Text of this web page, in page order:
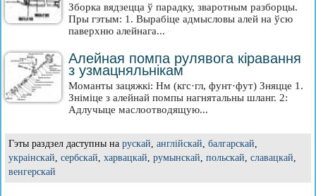
Зборка вядзецца ў парадку, зваротным разборцы.
Пры гэтым: 1. Вырабіце адмысловы алей на ўсю
паверхню алейнага...
Алейная помпа рулявога кіравання
з узмацняльнікам
Моманты зацяжкі: Нм (кгс·гл, фунт·фут) Зняцце 1.
Зніміце з алейнай помпы нагнятальны шланг. 2:
Адлучыце маслоотводящую...
Гэты раздзел даступны на рускай, англійскай, балгарскай,
украінскай, сербскай, харвацкай, румынскай, польскай, славацкай,
венгерскай